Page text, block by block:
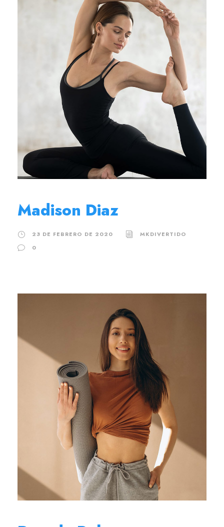
Madison Diaz
23 DE FEBRERO DE 2020
MKDIVERTIDO
0